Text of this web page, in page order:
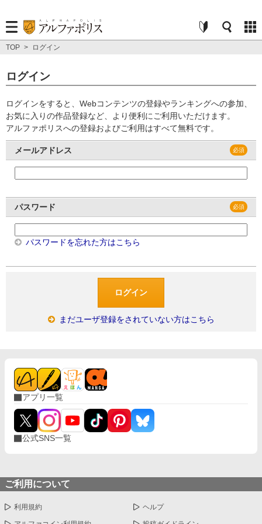
TOP > ログイン
ログイン
ログインをすると、Webコンテンツの登録やランキングへの参加、
お気に入りの作品登録など、より便利にご利用いただけます。
アルファポリスへの登録およびご利用はすべて無料です。
メールアドレス
パスワード
パスワードを忘れた方はこちら
まだユーザ登録をされていない方はこちら
アプリ一覧
公式SNS一覧
ご利用について
利用規約 ヘルプ